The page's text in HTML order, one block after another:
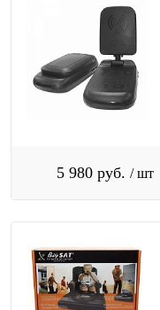
5 980 руб. / шт